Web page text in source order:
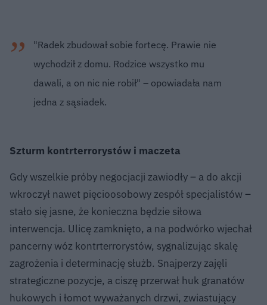
"Radek zbudował sobie fortecę. Prawie nie
wychodził z domu. Rodzice wszystko mu
dawali, a on nic nie robił" – opowiadała nam
jedna z sąsiadek.
Szturm kontrterrorystów i maczeta
Gdy wszelkie próby negocjacji zawiodły – a do akcji
wkroczył nawet pięcioosobowy zespół specjalistów –
stało się jasne, że konieczna będzie siłowa
interwencja. Ulicę zamknięto, a na podwórko wjechał
pancerny wóz kontrterrorystów, sygnalizując skalę
zagrożenia i determinację służb. Snajperzy zajęli
strategiczne pozycje, a ciszę przerwał huk granatów
hukowych i łomot wyważanych drzwi, zwiastujący